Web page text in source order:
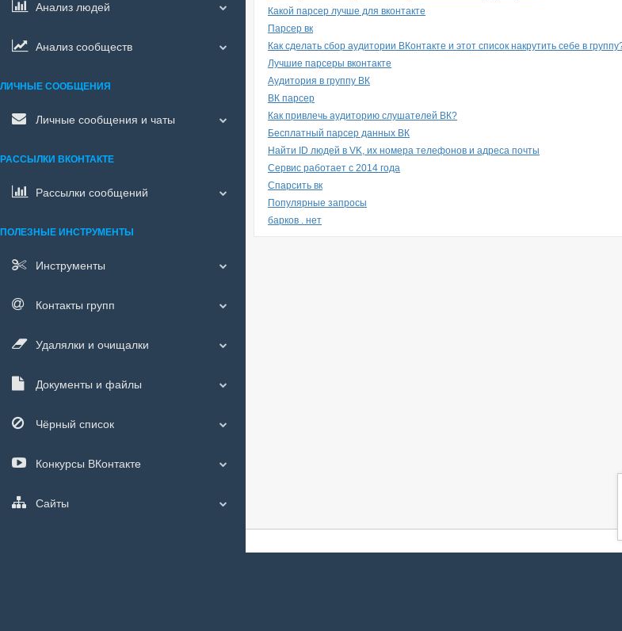
Какой парсер лучше для вконтакте
Парсер вк
Как сделать сбор аудитории ВКонтакте и этот список накрутить себе в
Лучшие парсеры вконтакте
Аудитория в группу ВК
ВК парсер
Как привлечь аудиторию слушателей ВК?
Бесплатный парсер данных ВК
Найти ID людей в VK, их номера телефонов и адреса почты
Сервис работает с 2014 года
Спарсить вк
Популярные запросы
барков . нет
Анализ людей
Анализ сообществ
ЛИЧНЫЕ СООБЩЕНИЯ
Личные сообщения и чаты
РАССЫЛКИ ВКОНТАКТЕ
Рассылки сообщений
ПОЛЕЗНЫЕ ИНСТРУМЕНТЫ
Инструменты
Контакты групп
Удалялки и очищалки
Документы и файлы
Чёрный список
Конкурсы ВКонтакте
Сайты